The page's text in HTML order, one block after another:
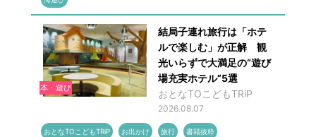
本・遊び
結局子連れ旅行は「ホテ
ルで楽しむ」が正解 観
光いらずで大満足の“遊び
場充実ホテル”5選
おとなTOこどもTRiP
2026.08.07
おとなTOこどもTRiP お出かけ 旅行 書籍抜粋